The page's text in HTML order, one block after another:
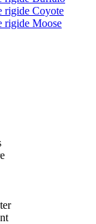
rigide Coyote
rigide Moose